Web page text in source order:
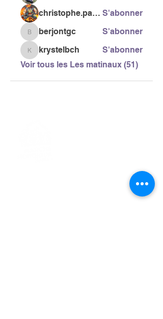
christophe.pacific S'abonner
berjontgc
berjontgc S'abonner
krystelbch
krystelbch
S'abonner
Voir tous les Les matinaux (51)